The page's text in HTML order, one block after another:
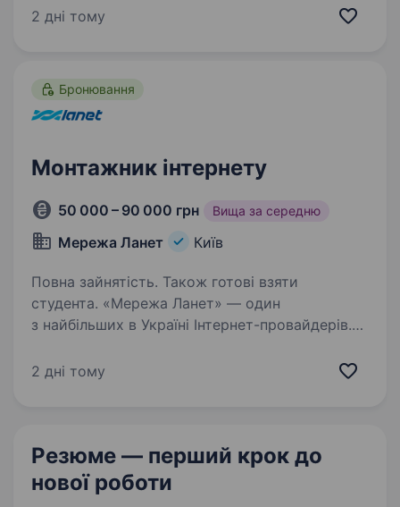
українського ринку у своєму сегменті.
2 дні тому
Бронювання
Монтажник інтернету
50 000 – 90 000 грн Вища за середню
Мережа Ланет Київ
Повна зайнятість. Також готові взяти
студента. «Мережа Ланет» — один
з найбільших в Україні Інтернет-провайдерів.
рішень у сфері телекомунікацій та потокового
2 дні тому
Резюме — перший крок до
нової роботи